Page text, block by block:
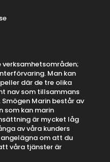
verksamhetsområden;
Man kan
där de tre olika
nav som tillsammans
Marin består av
som kan marin
är mycket låg
av våra kunders
om att du
våra tjänster är